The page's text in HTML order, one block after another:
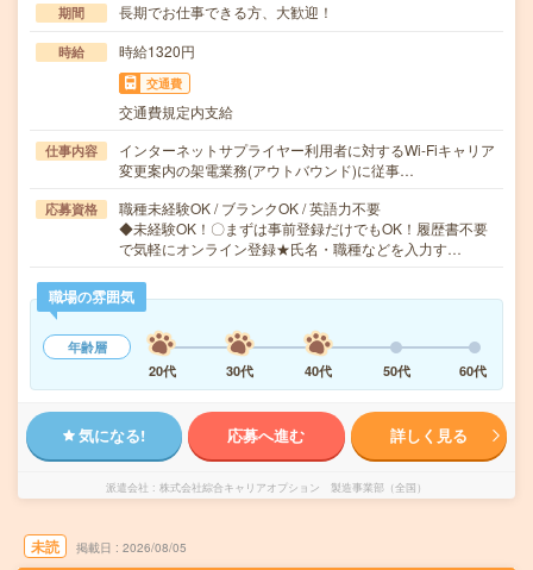
期間 長期でお仕事できる方、大歓迎！
時給 時給1320円
交通費
交通費規定内支給
仕事内容
インターネットサプライヤー利用者に対するWi-Fiキャリア
変更案内の架電業務(アウトバウンド)に従事…
応募資格
職種未経験OK / ブランクOK / 英語力不要
◆未経験OK！〇まずは事前登録だけでもOK！履歴書不要
で気軽にオンライン登録★氏名・職種などを入力す…
職場の雰囲気
年齢層
20代
30代 40代 50代 60代
気になる! 応募へ進む 詳しく見る
派遣会社 株式会社綜合キャリアオプション 製造事業部（全国）
未読 掲載日 2026/08/05